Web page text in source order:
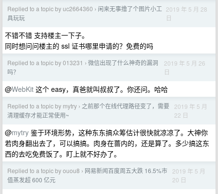
Replied to a topic by uc2664360 › 闲来无事撸了个图片小工
具玩玩
2019 年 5 月 28
日
不错不错 支持楼主一下子。
同时想问问楼主的 ssl 证书哪里申请的？免费的吗
Replied to a topic by 013231 › 微信出现了什么神奇的漏洞
吗？
2019 年 5 月 26
日
@WebKit 这个 easy，真爸就叫叔叔了。你还问。哈哈
Replied to a topic by mytry › 之前那个在线代理路径变了，需要
清理缓存才能正常使用~
2019 年 5 月
22 日
@mytry 鉴于环境形势，这种东东搞众筹估计很快就凉凉了。大神你
若肉身翻出去了，可以搞搞。肉身在蔷内的，还是算了。多少搞这东
西的去吃免费饭了。盯上就不好办了。
Replied to a topic by ouou8 › 网易新闻百度周五大跌 16.5%市
值蒸发超 600 亿元
2019 年 5 月
20 日